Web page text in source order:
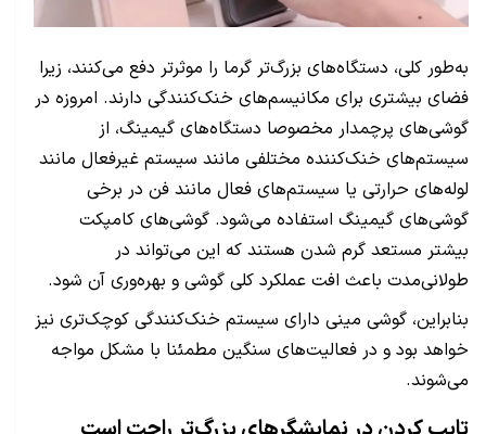
به‌طور کلی، دستگاه‌های بزرگ‌تر گرما را موثرتر دفع می‌کنند، زیرا
فضای بیشتری برای مکانیسم‌های خنک‌کنندگی دارند. امروزه در
گوشی‌های پرچمدار مخصوصا دستگاه‌های گیمینگ، از
سیستم‌های خنک‌کننده مختلفی مانند سیستم غیرفعال مانند
لوله‌های حرارتی یا سیستم‌های فعال مانند فن در برخی
گوشی‌های گیمینگ استفاده می‌شود. گوشی‌های کامپکت
بیشتر مستعد گرم شدن هستند که این می‌تواند در
طولانی‌مدت باعث افت عملکرد کلی گوشی و بهره‌وری آن شود.
بنابراین، گوشی مینی دارای سیستم خنک‌کنندگی کوچک‌تری نیز
خواهد بود و در فعالیت‌های سنگین مطمئنا با مشکل مواجه
می‌شوند.